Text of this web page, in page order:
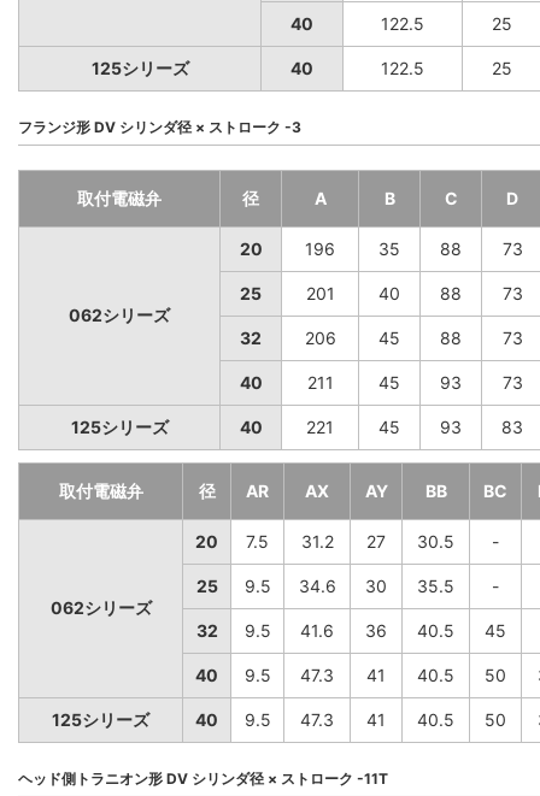
40 122.5 25
125シリーズ 40 122.5 25
フランジ形 DV シリンダ径 × ストローク -3
取付電磁弁 径 A B C D
062シリーズ
20 196 35 88 73
25 201 40 88 73
32 206 45 88 73
40 211 45 93 73
125シリーズ 40 221 45 93 83
取付電磁弁 径 AR AX AY BB BC
062シリーズ
20 7.5 31.2 27 30.5 -
25 9.5 34.6 30 35.5 -
32 9.5 41.6 36 40.5 45
40 9.5 47.3 41 40.5 50
125シリーズ 40 9.5 47.3 41 40.5 50
ヘッド側トラニオン形 DV シリンダ径 × ストローク -11T